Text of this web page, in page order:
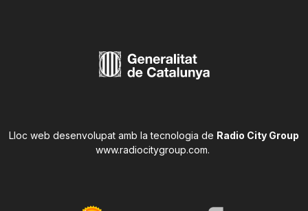
Lloc web desenvolupat amb la tecnologia de Radio City Group
www.radiocitygroup.com.